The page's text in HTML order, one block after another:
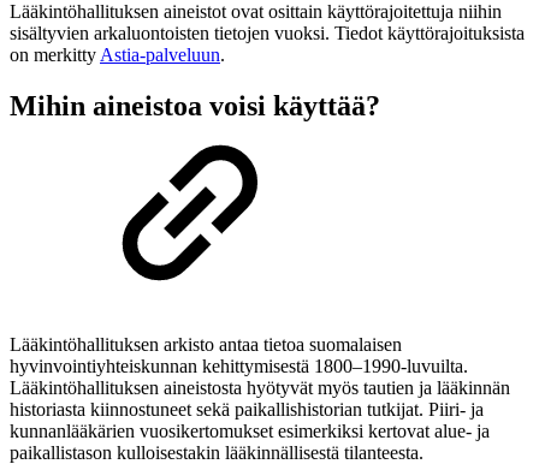
Lääkintöhallituksen aineistot ovat osittain käyttörajoitettuja niihin
sisältyvien arkaluontoisten tietojen vuoksi. Tiedot käyttörajoituksista
on merkitty Astia-palveluun.
Mihin aineistoa voisi käyttää?
Lääkintöhallituksen arkisto antaa tietoa suomalaisen
hyvinvointiyhteiskunnan kehittymisestä 1800–1990-luvuilta.
Lääkintöhallituksen aineistosta hyötyvät myös tautien ja lääkinnän
historiasta kiinnostuneet sekä paikallishistorian tutkijat. Piiri- ja
kunnanlääkärien vuosikertomukset esimerkiksi kertovat alue- ja
paikallistason kulloisestakin lääkinnällisestä tilanteesta.